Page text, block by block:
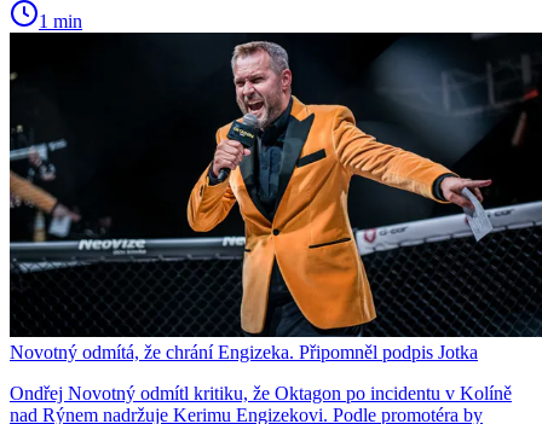
1 min
Novotný odmítá, že chrání Engizeka. Připomněl podpis Jotka
Ondřej Novotný odmítl kritiku, že Oktagon po incidentu v Kolíně
nad Rýnem nadržuje Kerimu Engizekovi. Podle promotéra by